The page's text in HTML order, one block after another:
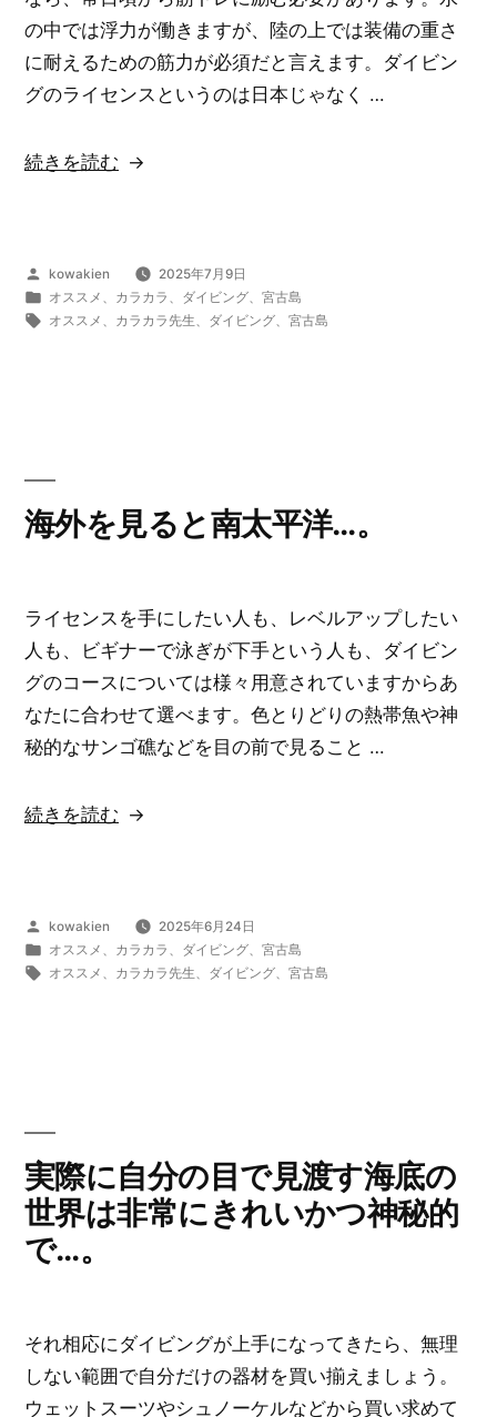
ッ
タ
の
な
の中では浮力が働きますが、陸の上では装備の重さ
に耐えるための筋力が必須だと言えます。ダイビン
グのライセンスというのは日本じゃなく …
“海
は
こ
た
こ
の
い
世
界
が
あ
ま
続きを読む
投
稿
者:
kowakien
2025年7月9日
カ
テ
オススメ カラカラ ダイビング、 宮古島
タ
オススメ カラカラ先生 ダイビング、 宮古島
海外を見ると南太平洋…。
ライセンスを手にしたい人も、レベルアップしたい
人も、ビギナーで泳ぎが下手という人も、ダイビン
グのコースについては様々用意されていますからあ
なたに合わせて選べます。色とりどりの熱帯魚や神
秘的なサンゴ礁などを目の前で見ること …
“海
る
と
の
続きを読む
投
稿
者:
kowakien
2025年6月24日
カ
テ
オススメ カラカラ ダイビング、 宮古島
タ
オススメ カラカラ先生 ダイビング、 宮古島
実際に自分の目で見渡す海底の
世界は非常にきれいかつ神秘的
で…。
それ相応にダイビングが上手になってきたら、無理
しない範囲で自分だけの器材を買い揃えましょう。
ウェットスーツやシュノーケルなどから買い求めて